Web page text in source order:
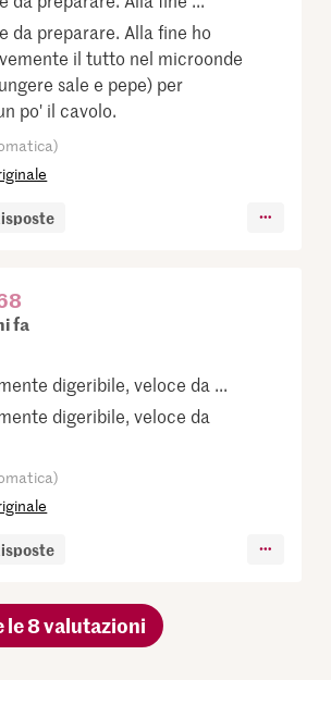
da preparare. Alla fine ho
il tutto nel microonde
sale e pepe) per
po' il cavolo.
fa
digeribile, veloce da ...
digeribile, veloce da
8 valutazioni